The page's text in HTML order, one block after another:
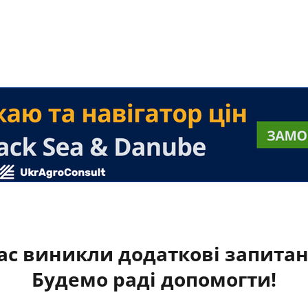
виникли додаткові
Будемо раді допомогти!